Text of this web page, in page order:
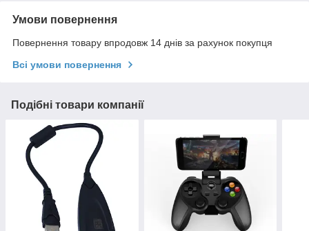
Умови повернення
Повернення товару впродовж 14 днів за рахунок покупця
Всі умови повернення
Подібні товари компанії